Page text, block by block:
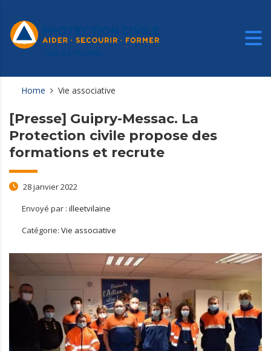
Home Vie associative
[Presse] Guipry-Messac. La
Protection civile propose des
formations et recrute
28 janvier 2022
Envoyé par : illeetvilaine
Catégorie: Vie associative